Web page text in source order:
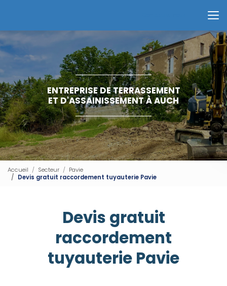
principal
ENTREPRISE DE TERRASSEMENT
ET D'ASSAINISSEMENT À AUCH
Accueil Secteur
Pavie
Devis gratuit raccordement tuyauterie Pavie
Devis gratuit
raccordement
tuyauterie Pavie